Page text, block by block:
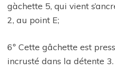
gàchette 5, qui vient
2, au point E;
6º Cette gâchette est
incrusté dans la détente 3.